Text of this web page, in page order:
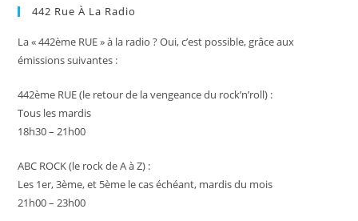
442 Rue À La Radio
La « 442ème RUE » à la radio ? Oui, c’est possible, grâce aux
émissions suivantes :
442ème RUE (le retour de la vengeance du rock’n’roll) :
Tous les mardis
18h30 – 21h00
ABC ROCK (le rock de A à Z) :
Les 1er, 3ème, et 5ème le cas échéant, mardis du mois
21h00 – 23h00